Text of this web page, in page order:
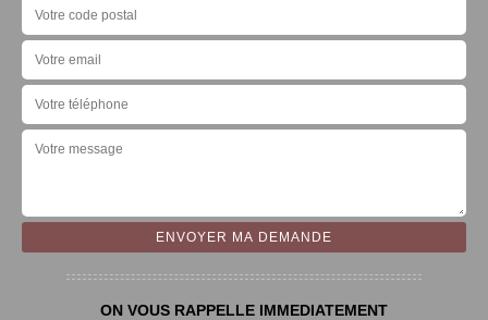
ON VOUS RAPPELLE IMMEDIATEMENT